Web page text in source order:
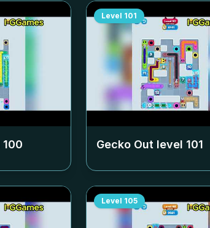
100
Level 101
Gecko Out level 101
Level 105